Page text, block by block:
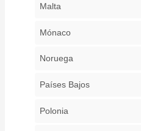
Malta
Mónaco
Noruega
Países Bajos
Polonia